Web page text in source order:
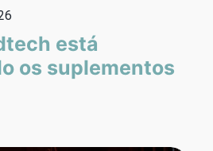
está
os suplementos